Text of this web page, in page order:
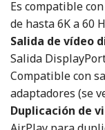
Es compatible
de hasta 6K a 60
Salida de vídeo
Salida
Compatible con
adaptadores (se
Duplicación de